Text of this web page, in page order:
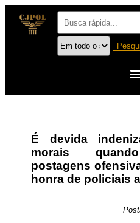
É devida
morais
postagens
honra de policiais